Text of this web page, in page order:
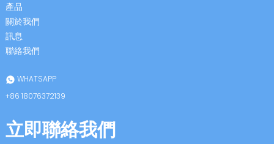
產品
關於我們
訊息
聯絡我們
WHATSAPP
+86 18076372139
立即聯絡我們